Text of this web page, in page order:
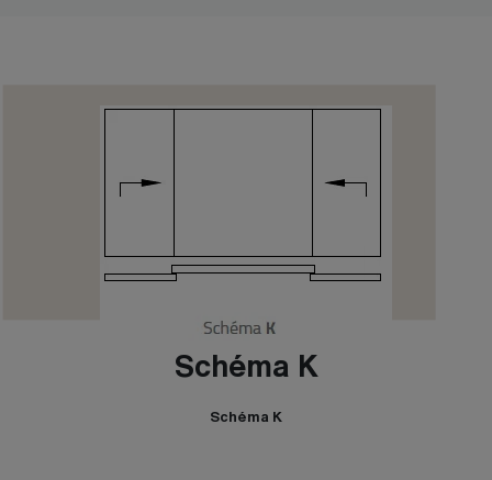
Schéma K
Schéma K